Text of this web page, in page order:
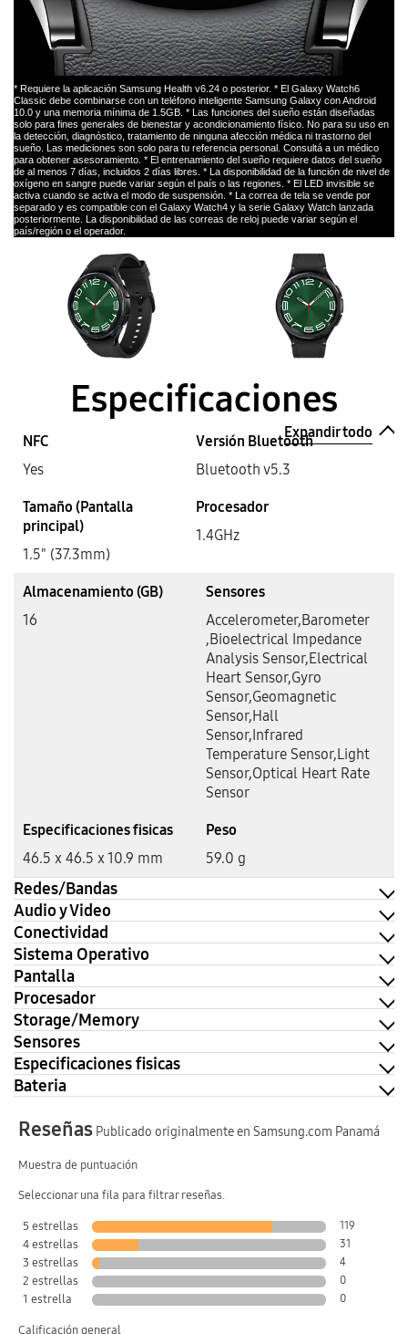
* Requiere la aplicación Samsung Health v6.24 o posterior. * El Galaxy Watch6
Classic debe combinarse con un teléfono inteligente Samsung Galaxy con Android
10.0 y una memoria mínima de 1.5GB. * Las funciones del sueño están diseñadas
solo para fines generales de bienestar y acondicionamiento físico. No para su uso en
la detección, diagnóstico, tratamiento de ninguna afección médica ni trastorno del
sueño. Las mediciones son solo para tu referencia personal. Consultá a un médico
para obtener asesoramiento. * El entrenamiento del sueño requiere datos del sueño
de al menos 7 días, incluidos 2 días libres. * La disponibilidad de la función de nivel de
oxígeno en sangre puede variar según el país o las regiones. * El LED invisible se
activa cuando se activa el modo de suspensión. * La correa de tela se vende por
separado y es compatible con el Galaxy Watch4 y la serie Galaxy Watch lanzada
posteriormente. La disponibilidad de las correas de reloj puede variar según el
país/región o el operador.
Especificaciones
Expandir todo
NFC
Yes
Versión Bluetooth
Bluetooth v5.3
Tamaño (Pantalla
principal)
1.5" (37.3mm)
Procesador
1.4GHz
Almacenamiento (GB)
16
Sensores
Accelerometer,Barometer
,Bioelectrical Impedance
Analysis Sensor,Electrical
Heart Sensor,Gyro
Sensor,Geomagnetic
Sensor,Hall
Sensor,Infrared
Temperature Sensor,Light
Sensor,Optical Heart Rate
Sensor
Especificaciones fisicas
46.5 x 46.5 x 10.9 mm
Peso
59.0 g
Redes/Bandas
Audio y Video
Conectividad
Sistema Operativo
Pantalla
Procesador
Storage/Memory
Sensores
Especificaciones fisicas
Bateria
Reseñas Publicado originalmente en Samsung.com Panamá
Muestra de puntuación
Seleccionar una fila para filtrar reseñas.
5 estrellas
119
4 estrellas 31
3 estrellas 4
2 estrellas 0
1 estrella 0
Calificación general